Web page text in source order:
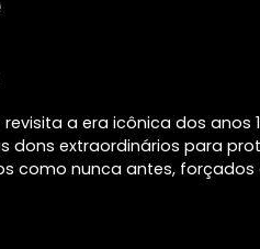
revisita a era icônica dos
dons extraordinários para
como nunca antes,